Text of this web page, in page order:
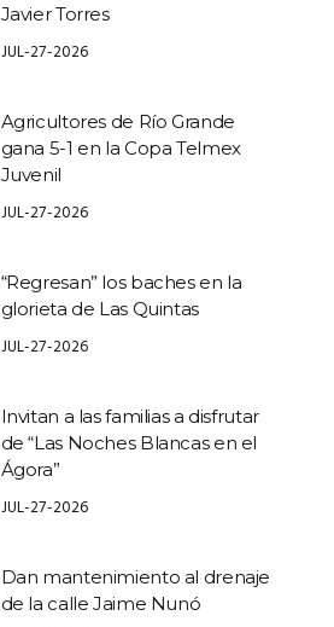
Javier Torres
JUL-27-2026
Agricultores de Río Grande
gana 5-1 en la Copa Telmex
Juvenil
JUL-27-2026
“Regresan” los baches en la
glorieta de Las Quintas
JUL-27-2026
Invitan a las familias a disfrutar
de “Las Noches Blancas en el
Ágora”
JUL-27-2026
Dan mantenimiento al drenaje
de la calle Jaime Nunó